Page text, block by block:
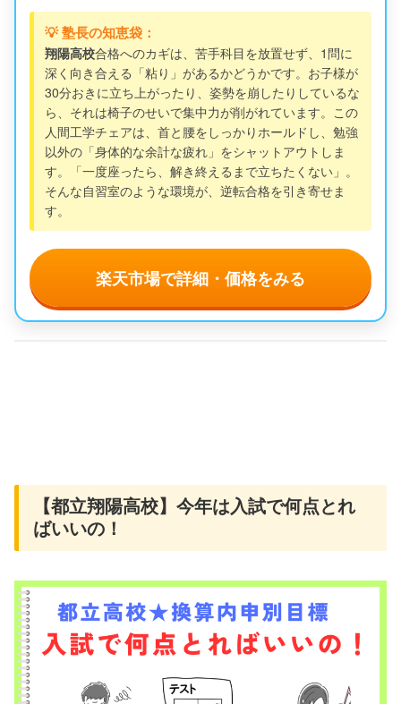
💡 塾長の知恵袋：
翔陽高校合格へのカギは、苦手科目を放置せず、1問に
深く向き合える「粘り」があるかどうかです。お子様が
30分おきに立ち上がったり、姿勢を崩したりしているな
ら、それは椅子のせいで集中力が削がれています。この
人間工学チェアは、首と腰をしっかりホールドし、勉強
以外の「身体的な余計な疲れ」をシャットアウトしま
す。「一度座ったら、解き終えるまで立ちたくない」。
そんな自習室のような環境が、逆転合格を引き寄せま
す。
楽天市場で詳細・価格をみる
【都立翔陽高校】今年は入試で何点とれ
ばいいの！